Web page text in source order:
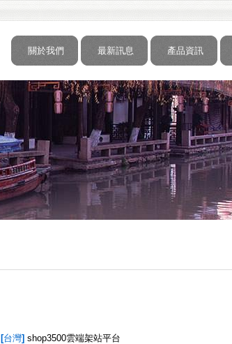
關於我們 最新訊息 產品資訊
[台灣] shop3500雲端架站平台